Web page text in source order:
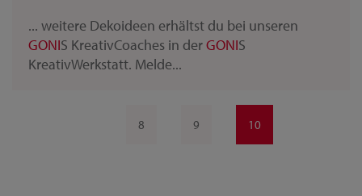
... weitere Dekoideen erhältst du bei unseren
GONIS KreativCoaches in derGONIS
KreativWerkstatt. Melde...
8 9 10